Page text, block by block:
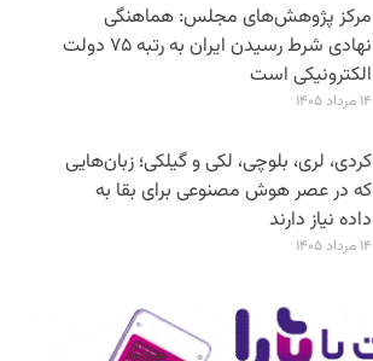
مرکز پژوهش‌های مجلس: هماهنگی
نهادی شرط رسیدن ایران به رتبه ۷۵ دولت
الکترونیکی است
۱۴ مرداد ۱۴۰۵
کردی، لری، بلوچی، لکی و گیلکی؛ زبان‌هایی
که در عصر هوش مصنوعی برای بقا به
داده نیاز دارند
۱۴ مرداد ۱۴۰۵